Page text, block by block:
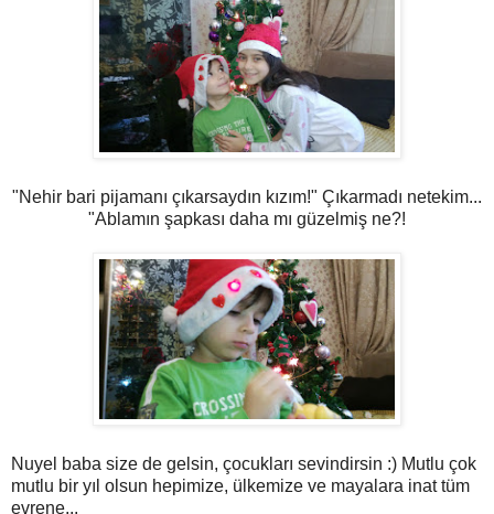
"Nehir bari pijamanı çıkarsaydın kızım!" Çıkarmadı netekim...
"Ablamın şapkası daha mı güzelmiş ne?!
Nuyel baba size de gelsin, çocukları sevindirsin :) Mutlu çok
mutlu bir yıl olsun hepimize, ülkemize ve mayalara inat tüm
evrene...